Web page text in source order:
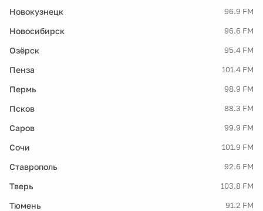
Новокузнецк 96.9 FM
Новосибирск 96.6 FM
Озёрск 95.4 FM
Пенза 101.4 FM
Пермь 98.9 FM
Псков 88.3 FM
Саров 99.9 FM
Сочи 101.9 FM
Ставрополь 92.6 FM
Тверь 103.8 FM
Тюмень 91.2 FM